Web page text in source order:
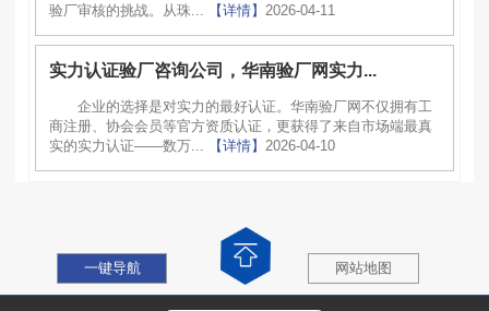
验厂审核的挑战。从珠...
【详情】 2026-04-11
实力认证验厂咨询公司，华南验厂网实力...
企业的选择是对实力的最好认证。华南验厂网不仅拥有工
商注册、协会会员等官方资质认证，更获得了来自市场端最真
实的实力认证——数万...
【详情】 2026-04-10
一键导航 网站地图